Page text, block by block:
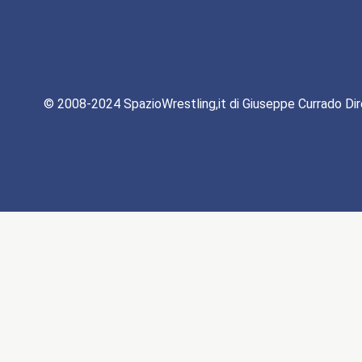
© 2008-2024 SpazioWrestling,it di Giuseppe Currado